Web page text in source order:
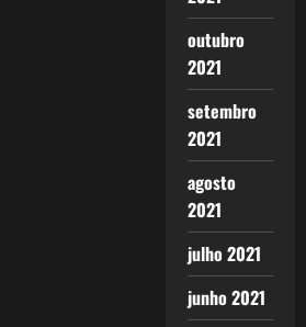
outubro
2021
setembro
2021
agosto
2021
julho 2021
junho 2021